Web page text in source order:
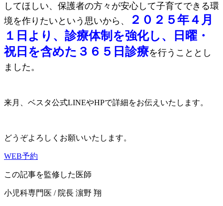
してほしい、保護者の方々が安心して子育てできる環
境を作りたいという思いから、
２０２５年４月
１日より、診療体制を強化し、日曜・
祝日を含めた３６５日診療を行うこととし
ました。
来月、ベスタ公式LINEやHPで詳細をお伝えいたします。
どうぞよろしくお願いいたします。
WEB予約
この記事を監修した医師
小児科専門医 / 院長 濵野 翔